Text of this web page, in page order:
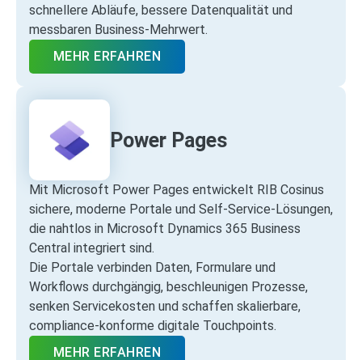
schnellere Abläufe, bessere Datenqualität und
messbaren Business‑Mehrwert.
MEHR ERFAHREN
Power Pages
Mit Microsoft Power Pages entwickelt RIB Cosinus
sichere, moderne Portale und Self‑Service‑Lösungen,
die nahtlos in Microsoft Dynamics 365 Business
Central integriert sind.
Die Portale verbinden Daten, Formulare und
Workflows durchgängig, beschleunigen Prozesse,
senken Servicekosten und schaffen skalierbare,
compliance‑konforme digitale Touchpoints.
MEHR ERFAHREN